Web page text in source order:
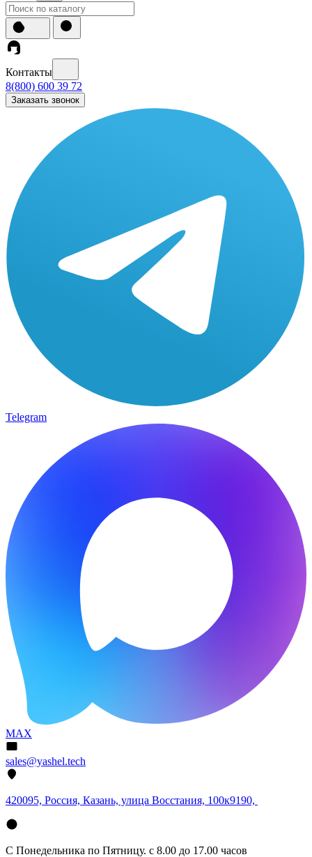
Контакты
8(800) 600 39 72
Заказать звонок
Telegram
MAX
sales@yashel.tech
420095, Россия, Казань, улица Восстания, 100к9190,
С Понедельника по Пятницу. с 8.00 до 17.00 часов